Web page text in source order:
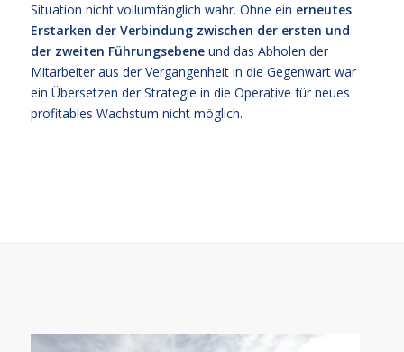
Situation nicht vollumfänglich wahr. Ohne ein erneutes
Erstarken der Verbindung zwischen der ersten und
der zweiten Führungsebeneund das Abholen der
Mitarbeiter aus der Vergangenheit in die Gegenwart war
ein Übersetzen der Strategie in die Operative für neues
profitables Wachstum nicht möglich.